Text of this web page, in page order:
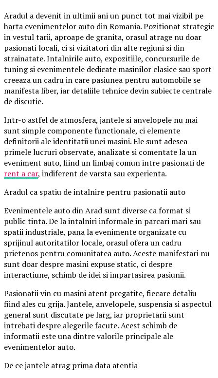
Aradul a devenit in ultimii ani un punct tot mai vizibil pe
harta evenimentelor auto din Romania. Pozitionat strategic
in vestul tarii, aproape de granita, orasul atrage nu doar
pasionati locali, ci si vizitatori din alte regiuni si din
strainatate. Intalnirile auto, expozitiile, concursurile de
tuning si evenimentele dedicate masinilor clasice sau sport
creeaza un cadru in care pasiunea pentru automobile se
manifesta liber, iar detaliile tehnice devin subiecte centrale
de discutie.
Intr-o astfel de atmosfera, jantele si anvelopele nu mai
sunt simple componente functionale, ci elemente
definitorii ale identitatii unei masini. Ele sunt adesea
primele lucruri observate, analizate si comentate la un
eveniment auto, fiind un limbaj comun intre pasionati de
rent a car, indiferent de varsta sau experienta.
Aradul ca spatiu de intalnire pentru pasionatii auto
Evenimentele auto din Arad sunt diverse ca format si
public tinta. De la intalniri informale in parcari mari sau
spatii industriale, pana la evenimente organizate cu
sprijinul autoritatilor locale, orasul ofera un cadru
prietenos pentru comunitatea auto. Aceste manifestari nu
sunt doar despre masini expuse static, ci despre
interactiune, schimb de idei si impartasirea pasiunii.
Pasionatii vin cu masini atent pregatite, fiecare detaliu
fiind ales cu grija. Jantele, anvelopele, suspensia si aspectul
general sunt discutate pe larg, iar proprietarii sunt
intrebati despre alegerile facute. Acest schimb de
informatii este una dintre valorile principale ale
evenimentelor auto.
De ce jantele atrag prima data atentia